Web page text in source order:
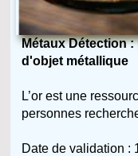
Métaux Détection
d'objet métallique
L’or est une
personnes
Date de validation :